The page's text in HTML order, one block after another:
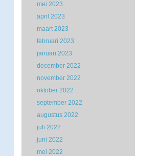
mei 2023
april 2023
maart 2023
februari 2023
januari 2023
december 2022
november 2022
oktober 2022
september 2022
augustus 2022
juli 2022
juni 2022
mei 2022